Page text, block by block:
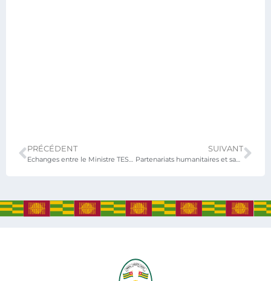
PRÉCÉDENT
Echanges entre le Ministre TESSI et les partenaires techniques et financiers : PNUD, OMS, délégation du projet ELLIPSE
SUIVANT
Partenariats humanitaires et santé : le Ministre TESSI échange avec le Rotary International et le Lions Club International en visite au Togo